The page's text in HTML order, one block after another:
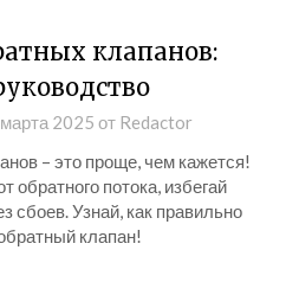
клапанов:
2025 от Redactor
– это проще, чем кажется!
обратного потока, избегай
сбоев. Узнай, как правильно
клапан!